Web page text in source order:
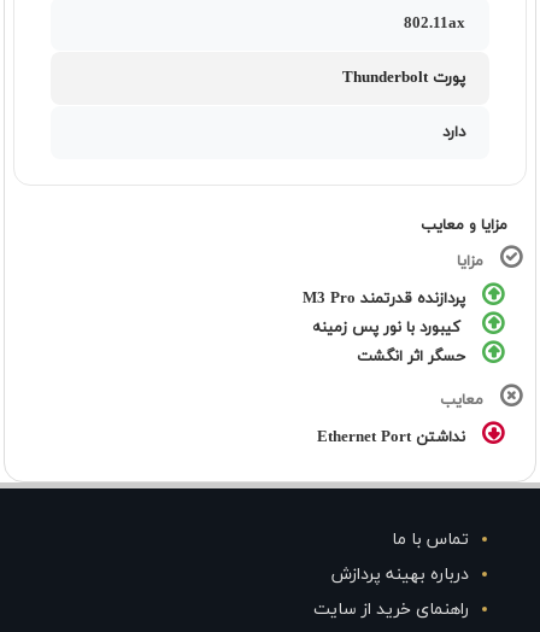
802.11ax
پورت Thunderbolt
دارد
مزایا و معایب
مزایا
پردازنده قدرتمند M3 Pro
کیبورد با نور پس زمینه
حسگر اثر انگشت
معایب
نداشتن Ethernet Port
تماس با ما
درباره بهینه پردازش
راهنمای خرید از سایت